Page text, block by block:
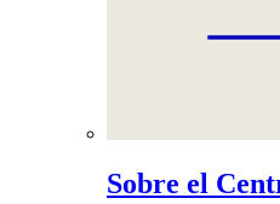
Sobre el